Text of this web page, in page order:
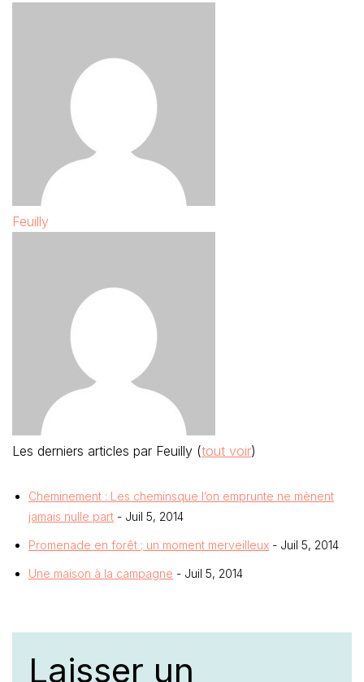
Feuilly
Les derniers articles par Feuilly (tout voir)
Cheminement : Les cheminsque l’on emprunte ne mènent
jamais nulle part - Juil 5, 2014
Promenade en forêt ; un moment merveilleux - Juil 5, 2014
Une maison à la campagne - Juil 5, 2014
Laisser un